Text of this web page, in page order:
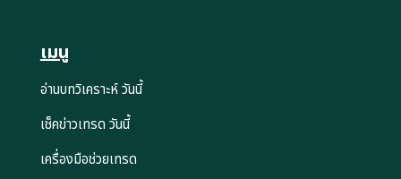
เมนู
อ่านบทวิเคราะห์ วันนี้
เช็คข่าวเทรด วันนี้
เครื่องมือช่วยเทรด